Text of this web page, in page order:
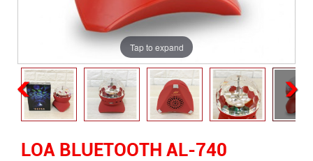
Tap to expand
LOA BLUETOOTH AL-740